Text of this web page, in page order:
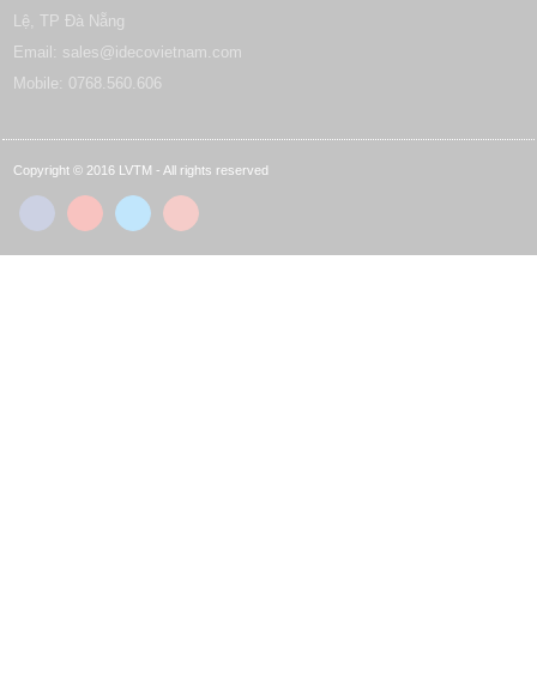
Lệ, TP Đà Nẵng
Email: sales@idecovietnam.com
Mobile: 0768.560.606
Copyright © 2016 LVTM - All rights reserved